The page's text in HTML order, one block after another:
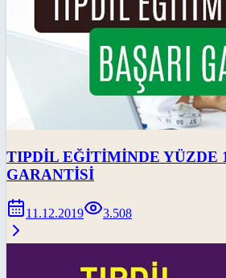
TIPDİL EĞİTİMİNDE YÜZDE
GARANTİSİ
11.12.2019 3.508